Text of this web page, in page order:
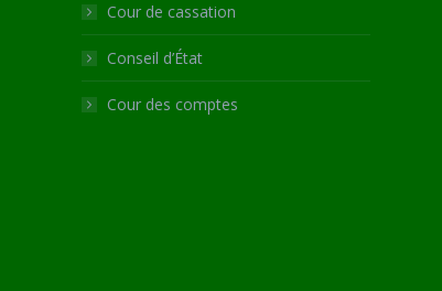
Cour de cassation
Conseil d’État
Cour des comptes